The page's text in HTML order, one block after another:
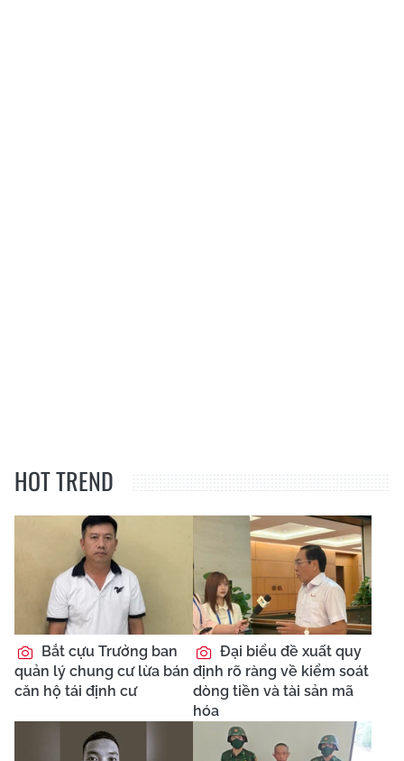
HOT TREND
Bắt cựu Trưởng ban
quản lý chung cư lừa bán
căn hộ tái định cư
Đại biểu đề xuất quy
định rõ ràng về kiểm soát
dòng tiền và tài sản mã
hóa